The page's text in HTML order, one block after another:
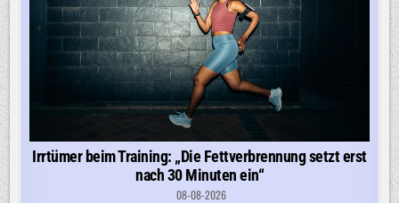
Irrtümer beim Training: „Die Fettverbrennung setzt erst
nach 30 Minuten ein“
08-08-2026